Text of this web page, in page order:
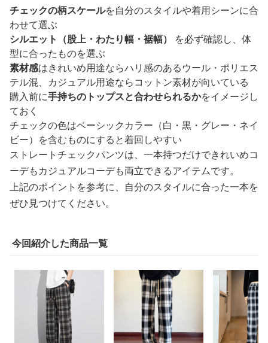
チェックの柄スケールを自分のスタイルや着用シーンに合
わせて選ぶ
シルエット（股上・わたり幅・裾幅）
を必ず確認し、体
型に合ったものを選ぶ
素材感はきれいめ用途ならハリ感のあるウール・ポリエス
テル混、カジュアル用途ならコットン素材が向いている
購入前に手持ちのトップスと合わせられるかをイメージし
ておく
チェックの色はベーシックカラー（白・黒・グレー・ネイ
ビー）を含むものにすると着回しやすい
ストレートチェックパンツは、一本持つだけできれいめコ
ーデもカジュアルコーデも両立できるアイテムです。
上記のポイントを参考に、自分のスタイルに合った一本を
ぜひ見つけてください。
今回紹介した商品一覧